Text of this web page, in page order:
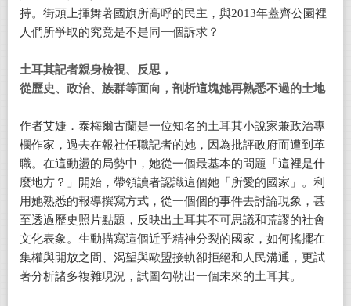
持。街頭上揮舞著國旗所高呼的民主，與2013年蓋齊公園裡
人們所爭取的究竟是不是同一個訴求？
土耳其記者親身檢視、反思，
從歷史、政治、族群等面向，剖析這塊她再熟悉不過的土地
作者艾婕．泰梅爾古蘭是一位知名的土耳其小說家兼政治專
欄作家，過去在報社任職記者的她，因為批評政府而遭到革
職。在這動盪的局勢中，她從一個最基本的問題「這裡是什
麼地方？」開始，帶領讀者認識這個她「所愛的國家」。利
用她熟悉的報導撰寫方式，從一個個的事件去討論現象，甚
至透過歷史照片點題，反映出土耳其不可思議和荒謬的社會
文化表象。生動描寫這個近乎精神分裂的國家，如何搖擺在
集權與開放之間、渴望與歐盟接軌卻拒絕和人民溝通，更試
著分析諸多複雜現況，試圖勾勒出一個未來的土耳其。